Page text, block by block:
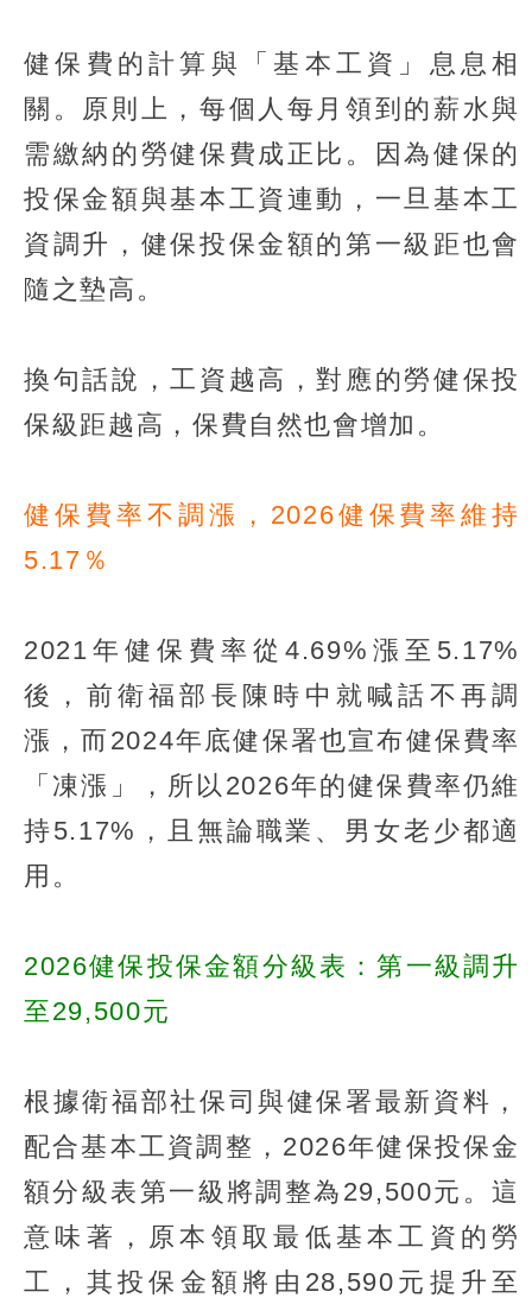
健保費的計算與「基本工資」息息相
關。原則上，每個人每月領到的薪水與
需繳納的勞健保費成正比。因為健保的
投保金額與基本工資連動，一旦基本工
資調升，健保投保金額的第一級距也會
隨之墊高。
換句話說，工資越高，對應的勞健保投
保級距越高，保費自然也會增加。
健保費率不調漲，2026健保費率維持
5.17％
2021年健保費率從4.69%漲至5.17%
後，前衛福部長陳時中就喊話不再調
漲，而2024年底健保署也宣布健保費率
「凍漲」，所以2026年的健保費率仍維
持5.17%，且無論職業、男女老少都適
用。
2026健保投保金額分級表：第一級調升
至29,500元
根據衛福部社保司與健保署最新資料，
配合基本工資調整，2026年健保投保金
額分級表第一級將調整為29,500元。這
意味著，原本領取最低基本工資的勞
工，其投保金額將由28,590元提升至